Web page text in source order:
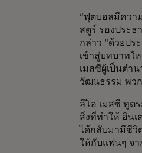
“ฟุตบอลมีควา
สตูร์ รองประธ
กล่าว “ด้วยป
เข้าสู่บทบาทใ
เมสซีผู้เป็นตำ
วัฒนธรรม พว
ลีโอ เมสซี ทูต
สิ่งที่ทำให้ อินเ
ได้กลับมามีชีวิ
ให้กับแฟนๆ จ